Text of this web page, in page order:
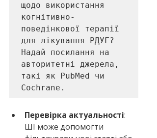
щодо використання
когнітивно-
поведінкової терапії
для лікування РДУГ?
Надай посилання на
авторитетні джерела,
такі як PubMed чи
Cochrane.
Перевірка актуальності:
ШІ може допомогти